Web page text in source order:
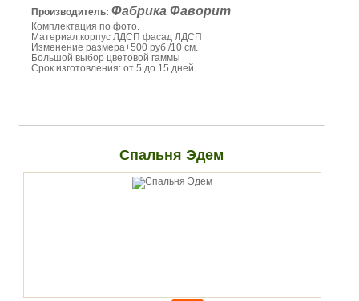
Производитель: Фабрика Фаворит
Комплектация по фото.
Материал:корпус ЛДСП фасад ЛДСП
Изменение размера+500 руб./10 см.
Большой выбор цветовой гаммы
Срок изготовления: от 5 до 15 дней.
Спальня Эдем